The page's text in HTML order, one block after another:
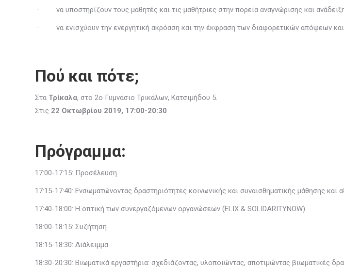
· να υποστηρίζουν τους μαθητές και τις μαθήτριες στην πορεία αναγνώρισης και
· να ενισχύουν την ενεργητική ακρόαση και την έκφραση των διαφορετικών απόψεων
Πού και πότε;
Στα Τρίκαλα, στο 2ο Γυμνάσιο Τρικάλων, Κατσιμήδου 5.
Στις 22 Οκτωβρίου 2019, 17:00-20:30
Πρόγραμμα:
17:00-17:15: Προσέλευση
17:15-17:40: Ενσωματώνοντας δραστηριότητες κοινωνικής και συναισθηματικής μάθησης
17:40-18:00: Η οπτική των συνεργαζόμενων οργανώσεων (ELIX & SOLIDARITYNOW)
18:00-18:15: Συζήτηση
18:15-18:30: Διάλειμμα
18:30-20:30: Βιωματικά εργαστήρια: σχεδιάζοντας, υλοποιώντας, αποτιμώντας βιωματικές